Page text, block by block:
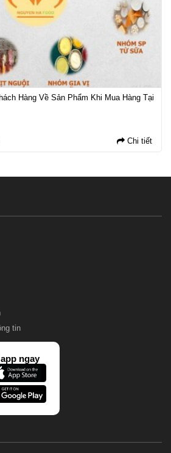
Hàng Về Sản Phẩm Khi Mua Hàng Tại
Chi tiết
tin
ngay